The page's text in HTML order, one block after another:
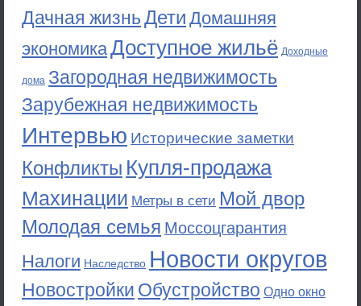
Дачная жизньДети Домашняя
экономикаДоступное жильё Доходные
дома Загородная недвижимость
Зарубежная недвижимость
Интервью Исторические заметки
Конфликты Купля-продажа
Махинации Метры в сети Мой двор
Молодая семья Моссоцгарантия
Налоги Наследство Новости округов
Новостройки Обустройство Одно окно